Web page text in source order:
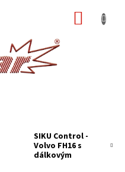
SIKU Control -
Volvo FH16 s
dálkovým